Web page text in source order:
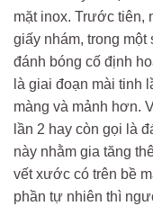
mặt inox. Trước tiên,
giấy nhám, trong
đánh bóng cố định
là giai đoạn mài tinh
màng và mảnh hơn.
lần 2 hay còn gọi là
này nhằm gia tăng
vết xước có trên bề
phần tự nhiên thì